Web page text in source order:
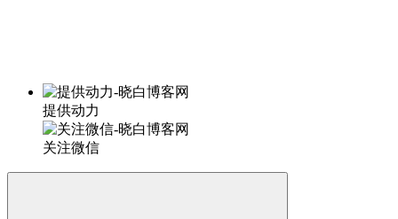
提供动力
关注微信